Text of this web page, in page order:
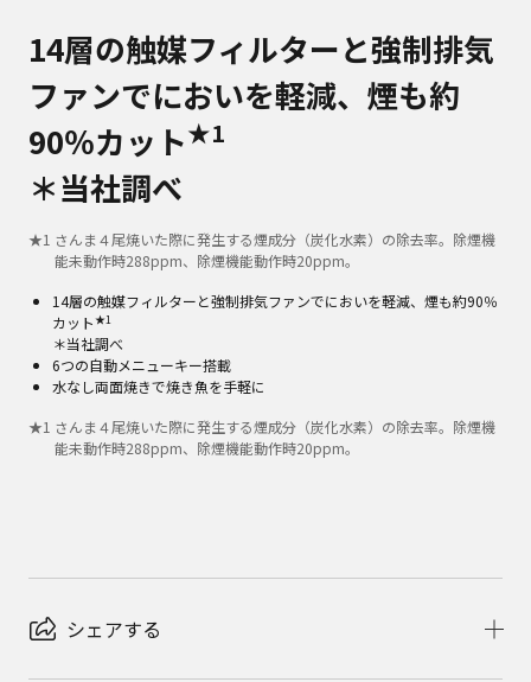
14層の触媒フィルターと強制排気
ファンでにおいを軽減、煙も約
90％カット★1
＊当社調べ
★1 さんま４尾焼いた際に発生する煙成分（炭化水素）の除去率。除煙機
能未動作時288ppm、除煙機能動作時20ppm。
14層の触媒フィルターと強制排気ファンでにおいを軽減、煙も約90％
カット★1
＊当社調べ
6つの自動メニューキー搭載
水なし両面焼きで焼き魚を手軽に
★1 さんま４尾焼いた際に発生する煙成分（炭化水素）の除去率。除煙機
能未動作時288ppm、除煙機能動作時20ppm。
シェアする